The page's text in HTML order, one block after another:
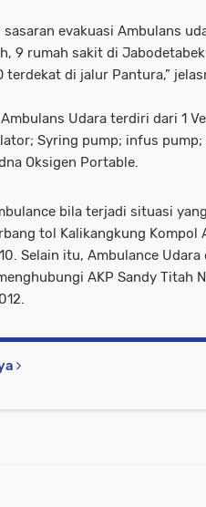
evakuasi Ambulans
9 rumah sakit di
terdekat di jalur Pantura,”
Udara terdiri dari 1
Syring pump; infus
Oksigen Portable.
bila terjadi situasi
tol Kalikangkung Kompol
Selain itu, Ambulance Udara
AKP Sandy Titah